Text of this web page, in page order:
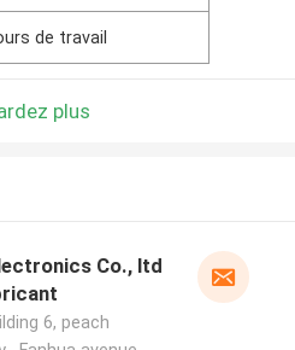
de travail
plus
Co., ltd
6, peach